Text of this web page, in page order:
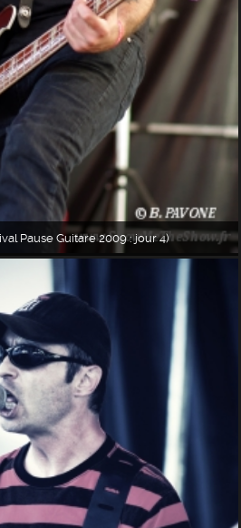
Pause Guitare 2009 : jour 4)